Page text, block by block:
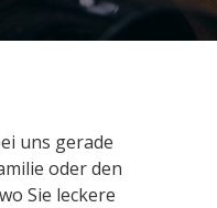
uns gerade
oder den
Sie leckere